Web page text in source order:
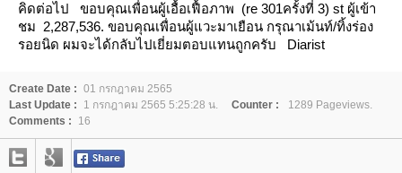
คิดต่อไป
ขอบคุณเพื่อนผู้เอื้อเฟื้อภาพ (re 301ครั้งที่ 3) st ผู้เข้า
ชม 2,287,536. ขอบคุณเพื่อนผู้แวะมาเยือน กรุณาเม้นท์/ทิ้งร่อง
รอยนิด ผมจะได้กลับไปเยี่ยมตอบแทนถูกครับ
Diarist
Create Date : 01 กรกฎาคม 2565
Last Update :
1 กรกฎาคม 2565 5:25:28 น. Counter :
1289 Pageviews.
Comments :
16